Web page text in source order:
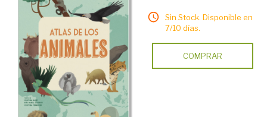
Sin Stock. Disponible en
7/10 días.
COMPRAR